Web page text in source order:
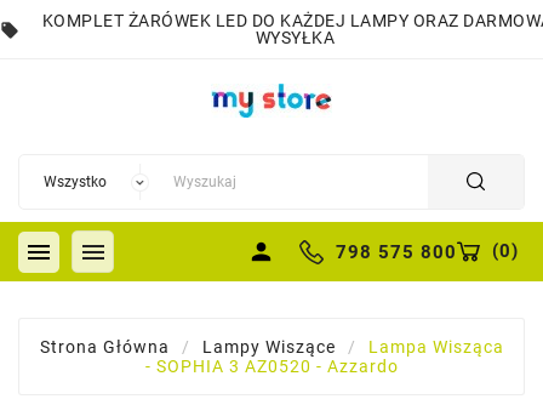
local_offer
KOMPLET ŻARÓWEK LED DO KAŻDEJ LAMPY ORAZ
WYSYŁKA
  person 798 575 800 (0)
Strona Główna Lampy Wiszące
Lampa Wisząca
- SOPHIA 3 AZ0520 - Azzardo